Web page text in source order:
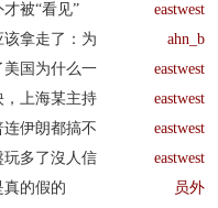
被“看见” eastwest
拿走了：为 ahn_b
国为什么一 eastwest
上海某主持 eastwest
伊朗都搞不 eastwest
玩多了沒人信 eastwest
的假的 员外